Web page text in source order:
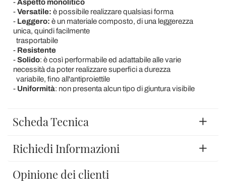
-Aspetto monolitico
-Versatile: è possibile realizzare qualsiasi forma
- Leggero: è un materiale composto, di una leggerezza
unica, quindi facilmente
trasportabile
- Resistente
-Solido: è così performabile ed adattabile alle varie
necessità da poter realizzare superfici a durezza
variabile, fino all'antiproiettile
- Uniformità: non presenta alcun tipo di giuntura visibile
Scheda Tecnica
Richiedi Informazioni
Opinione dei clienti